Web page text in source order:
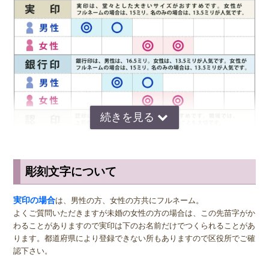
サイズ選びのアドバイス
実印の男性用は、堂々とした大きいサイズの直径16.5ミリまたは18.0
ミリがおすすめです。女性用の実印でフルネームの場合は、15.0ミ
リ。女性用の実印で名のみの場合は、13.5ミリがおすすめです。女性
の方でご結婚されている場合は、ご主人様より小さいものをお選びに
なるのが一般的ですが、同じ大きさの実印でも問題ございません。女
彫刻文字について
実印の場合は、男性の方、女性の方共にフルネーム。
よくご質問いただきますが未婚の女性の方の場合は、この先苗字がか
わることがありますので実印は下のお名前だけでつくられることがあ
ります。都道府県により登録できない所もありますので区役所でご確
認下さい。